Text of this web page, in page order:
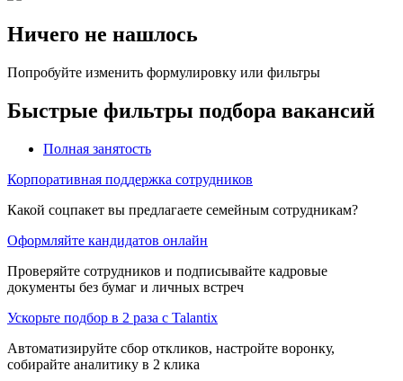
Ничего не нашлось
Попробуйте изменить формулировку или фильтры
Быстрые фильтры подбора вакансий
Полная занятость
Корпоративная поддержка сотрудников
Какой соцпакет вы предлагаете семейным сотрудникам?
Оформляйте кандидатов онлайн
Проверяйте сотрудников и подписывайте кадровые
документы без бумаг и личных встреч
Ускорьте подбор в 2 раза с Talantix
Автоматизируйте сбор откликов, настройте воронку,
собирайте аналитику в 2 клика